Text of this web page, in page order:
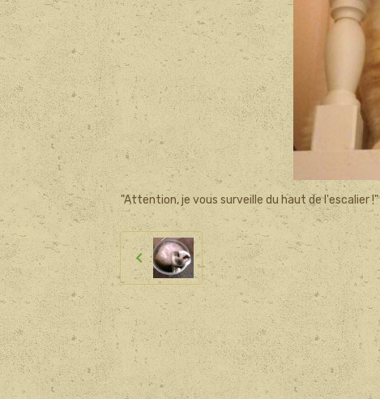
"Attention, je vous surveille du haut de l'escalier !"